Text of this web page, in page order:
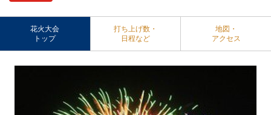
花火大会
トップ
打ち上げ数・
日程など
地図・
アクセス